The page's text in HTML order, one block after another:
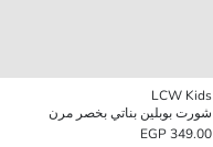
LCW Kids
شورت بوبلين بناتي بخصر مرن
349.00 EGP